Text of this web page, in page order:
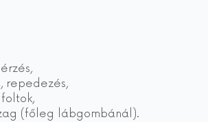
repedezés,
(főleg lábgombánál).